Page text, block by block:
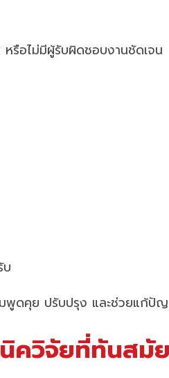
รือไม่มีผู้รับผิดชอบงานชัดเจน
บ
พูดคุย ปรับปรุง และช่วยแก้ปั
นิควิจัยที่ทันสมั